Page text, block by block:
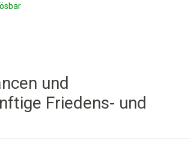
und
Friedens- und